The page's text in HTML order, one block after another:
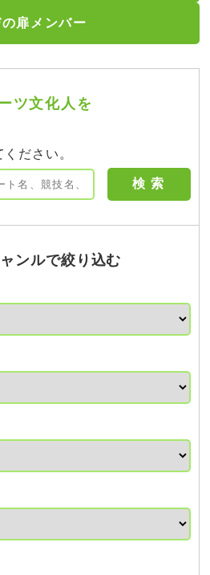
扉メンバー
ツ文化人を
ださい。
ンルで絞り込む